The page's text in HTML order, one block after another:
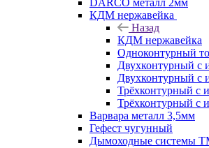
DARCO металл 2мм
КДМ нержавейка
Назад
КДМ нержавейка
Одноконтурный
Двухконтурный с
Двухконтурный с
Трёхконтурный с
Трёхконтурный с
Варвара металл 3,5мм
Гефест чугунный
Дымоходные системы